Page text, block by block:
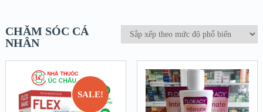
CHĂM SÓC CÁ
NHÂN
SALE!